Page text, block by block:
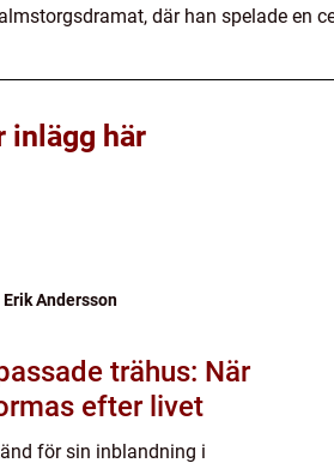
där han spelade en
inlägg här
Erik Andersson
trähus: När
efter livet
för sin inblandning i